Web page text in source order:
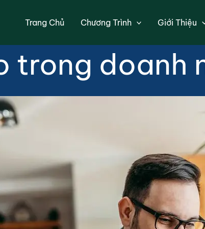
Trang Chủ Chương Trình Giới Thiệu
gì? Quy trình
trong doanh